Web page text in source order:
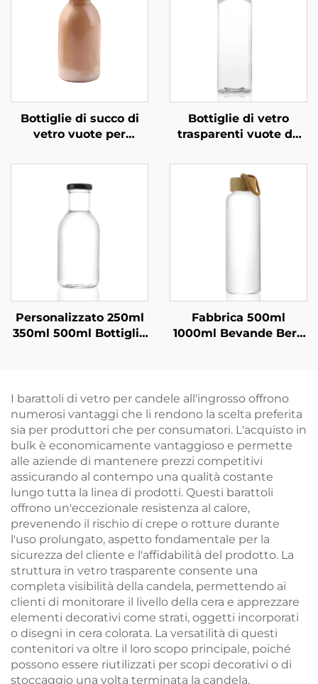
Bottiglie di succo di
vetro vuote per
latte da 360 ml
all'ingrosso
Bottiglie di vetro
trasparenti vuote da
ml, quadrate, per
bevande, succhi e
caffè
Personalizzato 250ml
350ml 500ml Bottiglie
Fabbrica 500ml
1000ml Bevande Bere
I barattoli di vetro per candele all'ingrosso offrono
numerosi vantaggi che li rendono la scelta preferita
sia per produttori che per consumatori. L'acquisto in
bulk è economicamente vantaggioso e permette
alle aziende di mantenere prezzi competitivi
assicurando al contempo una qualità costante
lungo tutta la linea di prodotti. Questi barattoli
offrono un'eccezionale resistenza al calore,
prevenendo il rischio di crepe o rotture durante
l'uso prolungato, aspetto fondamentale per la
sicurezza del cliente e l'affidabilità del prodotto. La
struttura in vetro trasparente consente una
completa visibilità della candela, permettendo ai
clienti di monitorare il livello della cera e apprezzare
elementi decorativi come strati, oggetti incorporati
o disegni in cera colorata. La versatilità di questi
contenitori va oltre il loro scopo principale, poiché
possono essere riutilizzati per scopi decorativi o di
stoccaggio una volta terminata la candela,